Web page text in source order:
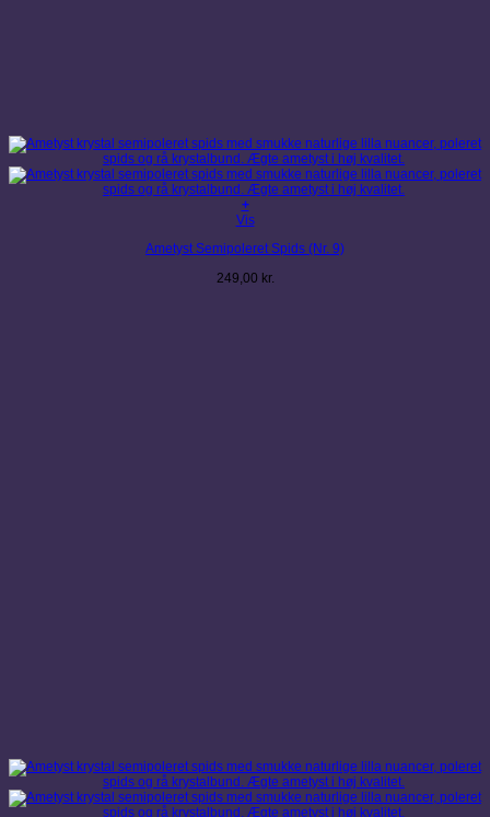
+
Vis
Ametyst Semipoleret Spids (Nr. 9)
249,00 kr.